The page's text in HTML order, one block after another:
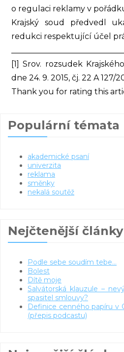
o regulaci reklamy v
Krajský soud předvedl
redukci respektující účel
[1] Srov. rozsudek
dne 24. 9. 2015, čj. 22 A 127/
Thank you for rating this
Populární témata
akademické psaní
univerzita
reklama
směnky
nekalá soutěž
Nejčtenější články
Podle sebe soudím tebe...
Bolest
Dítě moje
Salvátorská klauzule –
spasitel smlouvy?
Definice cenného papíru v
(přepis podcastu)